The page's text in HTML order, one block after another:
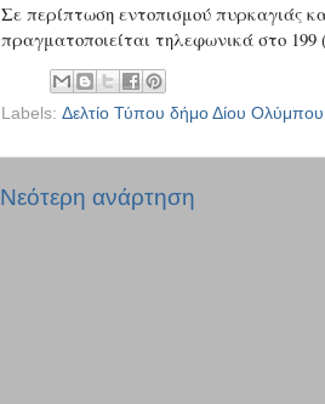
Σε περίπτωση εντοπισμού πυρκαγιάς
πραγματοποιείται τηλεφωνικά στο
Labels: Δελτίο Τύπου δήμο Δίου Ολύμπου
Νεότερη ανάρτηση